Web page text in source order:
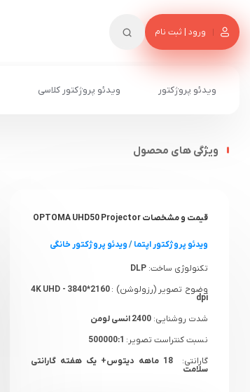
ورود | ثبت نام
ویدئو پروژکتور ویدئو پروژکتور کلاسی
ویژگی های محصول
قیمت و مشخصات OPTOMA UHD50 Projector
ویدئو پروژکتور اپتما/ویدئو پروژکتور خانگی
تکنولوژی ساخت: DLP
وضوح تصویر (رزولوشن) :4K UHD - 3840*2160
dpi
شدت روشنایی: 2400 انسی لومن
نسبت کنتراست تصویر:
گارانتی:
18 ماهه دیتوس+ یک هفته گارانتی
سلامت